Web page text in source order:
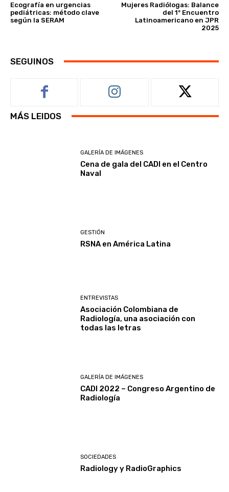
Ecografía en urgencias
pediátricas: método clave
según la SERAM
Mujeres Radiólogas: Balance
del 1º Encuentro
Latinoamericano en JPR
2025
SEGUINOS
MÁS LEIDOS
GALERÍA DE IMÁGENES
Cena de gala del CADI en el Centro
Naval
GESTIÓN
RSNA en América Latina
ENTREVISTAS
Asociación Colombiana de
Radiología, una asociación con
todas las letras
GALERÍA DE IMÁGENES
CADI 2022 – Congreso Argentino de
Radiología
SOCIEDADES
Radiology y RadioGraphics